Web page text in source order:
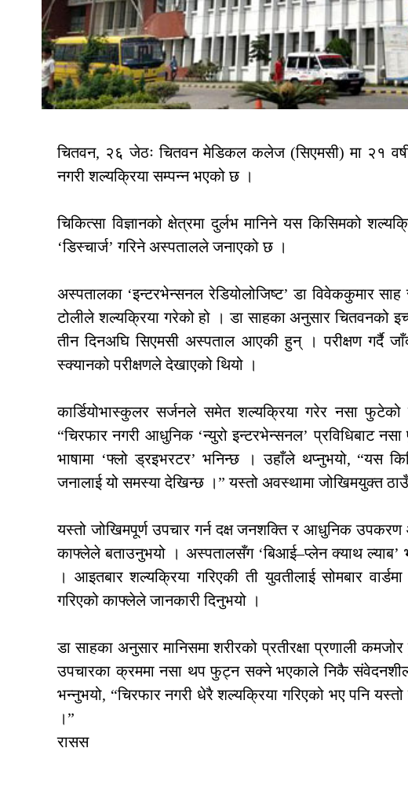
चितवन, २६ जेठः चितवन मेडिकल कलेज (सिएमसी) मा २१
नगरी शल्यक्रिया सम्पन्न भएको छ ।
चिकित्सा विज्ञानको क्षेत्रमा दुर्लभ मानिने यस किसिमको
‘डिस्चार्ज’ गरिने अस्पतालले जनाएको छ ।
अस्पतालका ‘इन्टरभेन्सनल रेडियोलोजिष्ट’ डा विवेककुमार
टोलीले शल्यक्रिया गरेको हो । डा साहका अनुसार चितवनको
तीन दिनअघि सिएमसी अस्पताल आएकी हुन् । परीक्षण गर्दै
स्क्यानको परीक्षणले देखाएको थियो ।
कार्डियोभास्कुलर सर्जनले समेत शल्यक्रिया गरेर नसा
“चिरफार नगरी आधुनिक ‘न्युरो इन्टरभेन्सनल’ प्रविधिबाट
भाषामा ‘फ्लो ड्रइभरटर’ भनिन्छ । उहाँले थप्नुभयो, “यस
जनालाई यो समस्या देखिन्छ ।” यस्तो अवस्थामा जोखिमयुक्त
यस्तो जोखिमपूर्ण उपचार गर्न दक्ष जनशक्ति र आधुनिक
काफ्लेले बताउनुभयो । अस्पतालसँग ‘बिआई–प्लेन क्याथ
। आइतबार शल्यक्रिया गरिएकी ती युवतीलाई सोमबार
गरिएको काफ्लेले जानकारी दिनुभयो ।
डा साहका अनुसार मानिसमा शरीरको प्रतीरक्षा प्रणाली
उपचारका क्रममा नसा थप फुट्न सक्ने भएकाले निकै
भन्नुभयो, “चिरफार नगरी धेरै शल्यक्रिया गरिएको भए पनि
।”
रासस